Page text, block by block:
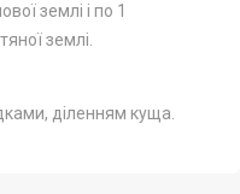
землі і по 1
землі.
діленням куща.